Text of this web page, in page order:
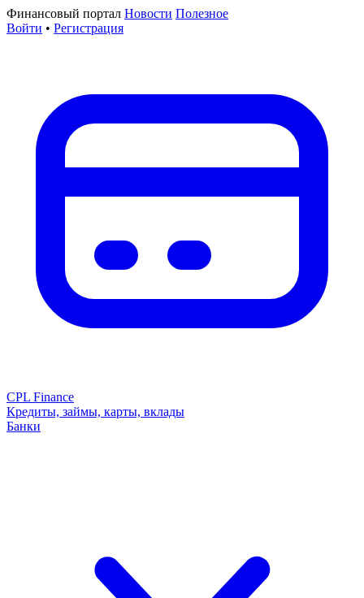
Финансовый портал Новости Полезное
Войти • Регистрация
CPL Finance
Кредиты, займы, карты, вклады
Банки